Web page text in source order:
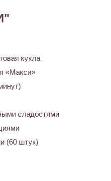
кукла
«Макси»
сладостями
(60 штук)